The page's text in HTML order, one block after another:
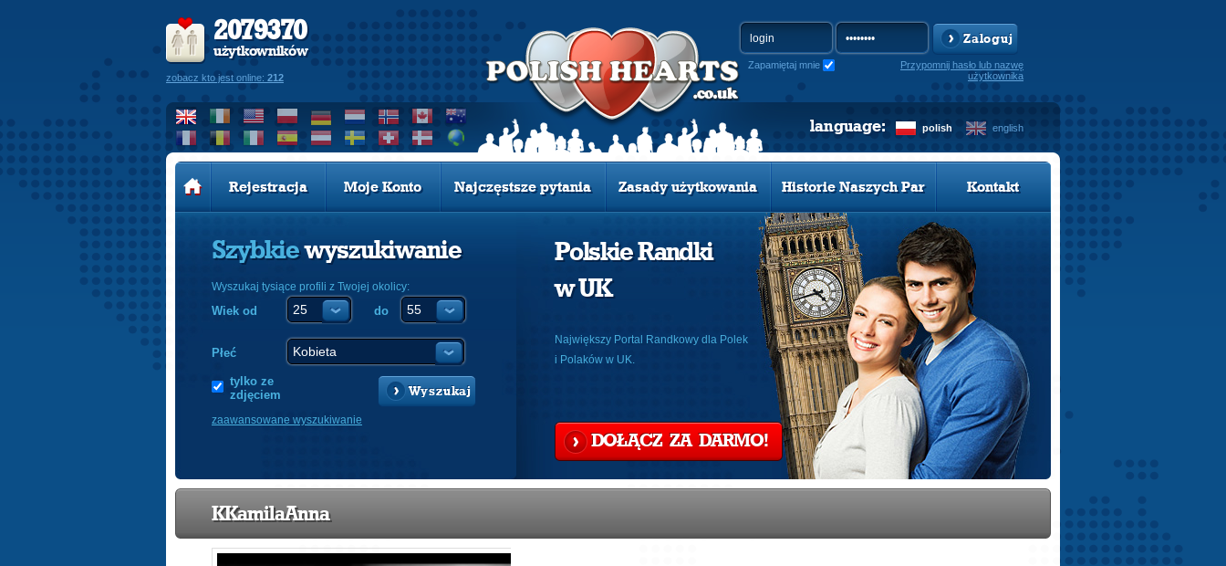
2079370
użytkowników
zobacz kto jest online: 212
Zaloguj
Zapamiętaj mnie
Przypomnij hasło lub nazwę
użytkownika
polish english
language:
Rejestracja Moje Konto Najczęstsze pytania Zasady użytkowania Historie Naszych Par Kontakt
Szybkiewyszukiwanie
Wyszukaj tysiące profili z Twojej okolicy:
Wiek od do
Płeć
tylko ze
zdjęciem
Wyszukaj
zaawansowane wyszukiwanie
Polskie Randki
w UK
Największy Portal Randkowy dla Polek
i Polaków w UK.
DOŁĄCZ ZA DARMO!
KKamilaAnna